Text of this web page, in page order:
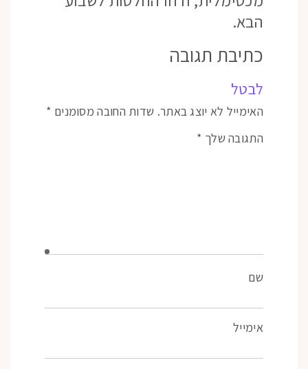
הבא.
כתיבת תגובה
לבטל
האימייל לא יוצג באתר. שדות החובה מסומנים *
התגובה שלך *
שם
אימייל